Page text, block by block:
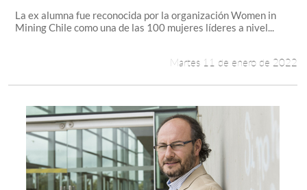
La ex alumna fue reconocida por la organización Women in
Mining Chile como una de las 100 mujeres líderes a nivel...
Martes 11 de enero de 2022